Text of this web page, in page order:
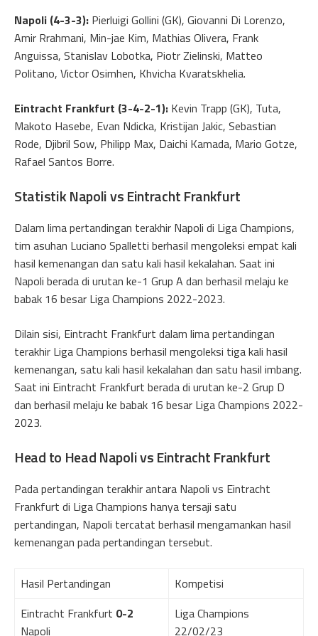
Napoli (4-3-3): Pierluigi Gollini (GK), Giovanni Di Lorenzo,
Amir Rrahmani, Min-jae Kim, Mathias Olivera, Frank
Anguissa, Stanislav Lobotka, Piotr Zielinski, Matteo
Politano, Victor Osimhen, Khvicha Kvarat­skhelia.
Eintracht Frankfurt (3-4-2-1): Kevin Trapp (GK), Tuta,
Makoto Hasebe, Evan Ndicka, Kristijan Jakic, Sebastian
Rode, Djibril Sow, Philipp Max, Daichi Kamada, Mario Gotze,
Rafael Santos Borre.
Statistik Napoli vs Eintracht Frankfurt
Dalam lima pertandingan terakhir Napoli di Liga Champions,
tim asuhan Luciano Spalletti berhasil mengoleksi empat kali
hasil kemenangan dan satu kali hasil kekalahan. Saat ini
Napoli berada di urutan ke-1 Grup A dan berhasil melaju ke
babak 16 besar Liga Champions 2022-2023.
Dilain sisi, Eintracht Frankfurt dalam lima pertandingan
terakhir Liga Champions berhasil mengoleksi tiga kali hasil
kemenangan, satu kali hasil kekalahan dan satu hasil imbang.
Saat ini Eintracht Frankfurt berada di urutan ke-2 Grup D
dan berhasil melaju ke babak 16 besar Liga Champions 2022-
2023.
Head to Head Napoli vs Eintracht Frankfurt
Pada pertandingan terakhir antara Napoli vs Eintracht
Frankfurt di Liga Champions hanya tersaji satu
pertandingan, Napoli tercatat berhasil mengamankan hasil
kemenangan pada pertandingan tersebut.
Hasil Pertandingan
Kompetisi
Eintracht Frankfurt 0-2
Napoli
Liga Champions
22/02/23